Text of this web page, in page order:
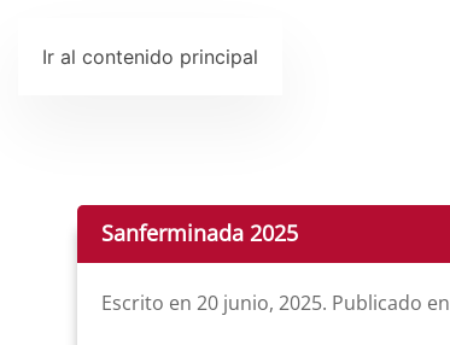
Ir al contenido principal
Sanferminada 2025
Escrito en 20 junio, 2025. Publicado en